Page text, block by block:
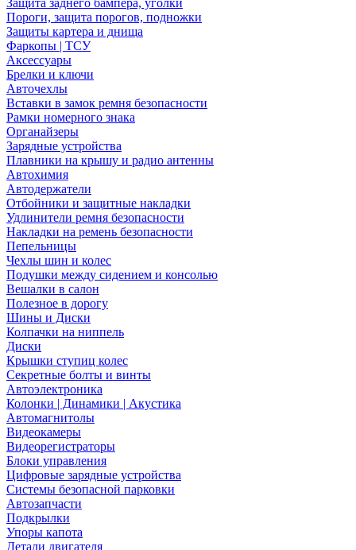
Защита заднего бампера, уголки
Пороги, защита порогов, подножки
Защиты картера и днища
Фаркопы | ТСУ
Аксессуары
Брелки и ключи
Авточехлы
Вставки в замок ремня безопасности
Рамки номерного знака
Органайзеры
Зарядные устройства
Плавники на крышу и радио антенны
Автохимия
Автодержатели
Отбойники и защитные накладки
Удлинители ремня безопасности
Накладки на ремень безопасности
Пепельницы
Чехлы шин и колес
Подушки между сидением и консолью
Вешалки в салон
Полезное в дорогу
Шины и Диски
Колпачки на ниппель
Диски
Крышки ступиц колес
Секретные болты и винты
Автоэлектроника
Колонки | Динамики | Акустика
Автомагнитолы
Видеокамеры
Видеорегистраторы
Блоки управления
Цифровые зарядные устройства
Системы безопасной парковки
Автозапчасти
Подкрылки
Упоры капота
Детали двигателя